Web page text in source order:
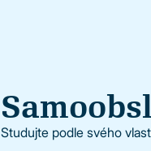
Studujte podle svého